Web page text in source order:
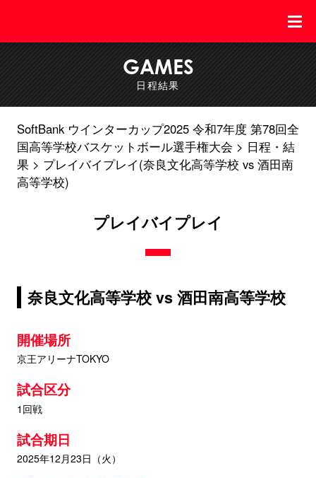
GAMES
日程結果
SoftBank ウインターカップ2025 令和7年度 第78回全
国高等学校バスケットボール選手権大会
日程・結
果
プレイバイプレイ(奈良文化高等学校 vs 酒田南
高等学校)
プレイバイプレイ
奈良文化高等学校 vs 酒田南高等学校
開催場所
京王アリーナTOKYO
試合区分
1回戦
試合期日
2025年12月23日（火）